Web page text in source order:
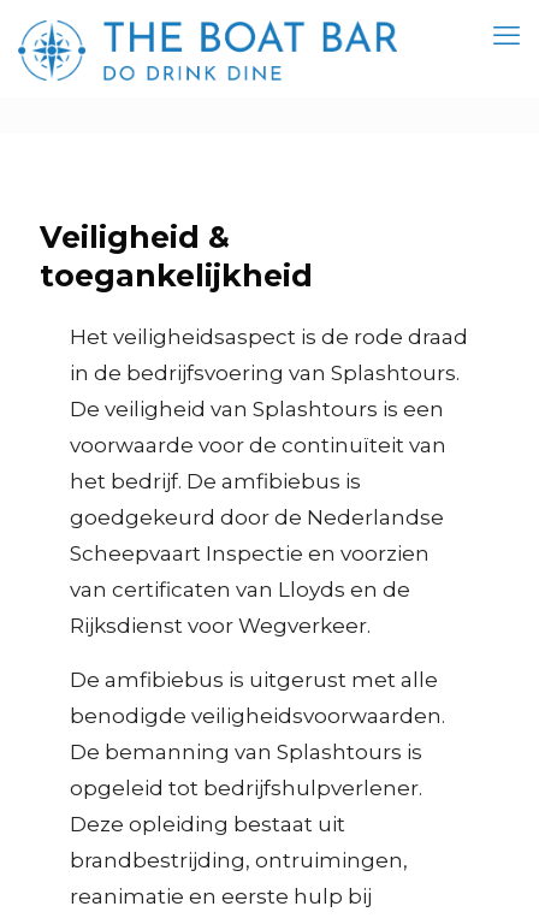
Veiligheid &
toegankelijkheid
Het veiligheidsaspect is de rode draad
in de bedrijfsvoering van Splashtours.
De veiligheid van Splashtours is een
voorwaarde voor de continuïteit van
het bedrijf. De amfibiebus is
goedgekeurd door de Nederlandse
Scheepvaart Inspectie en voorzien
van certificaten van Lloyds en de
Rijksdienst voor Wegverkeer.
De amfibiebus is uitgerust met alle
benodigde veiligheidsvoorwaarden.
De bemanning van Splashtours is
opgeleid tot bedrijfshulpverlener.
Deze opleiding bestaat uit
brandbestrijding, ontruimingen,
reanimatie en eerste hulp bij